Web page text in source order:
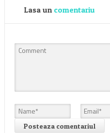
Lasa un comentariu